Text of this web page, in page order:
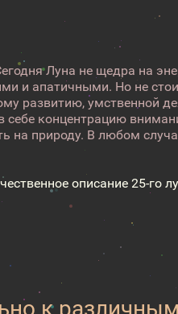
Луна не щедра на
и апатичными. Но не
развитию, умственной
себе концентрацию
на природу. В любом
описание 25-го